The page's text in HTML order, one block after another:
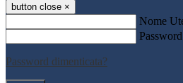
button close ×
Nome
Password
Password dimenticata?